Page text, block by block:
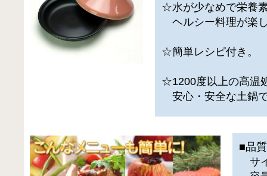
☆水が少なめで栄養
ヘルシー料理が楽
☆簡単レシピ付き。
☆1200度以上の高温
安心・安全な土鍋
■品
サ